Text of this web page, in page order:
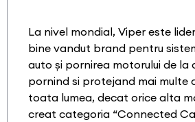
La nivel mondial, Viper este
bine vandut brand pentru
auto și pornirea motorului de la
pornind si protejand mai multe
toata lumea, decat orice alta
creat categoria “Connected